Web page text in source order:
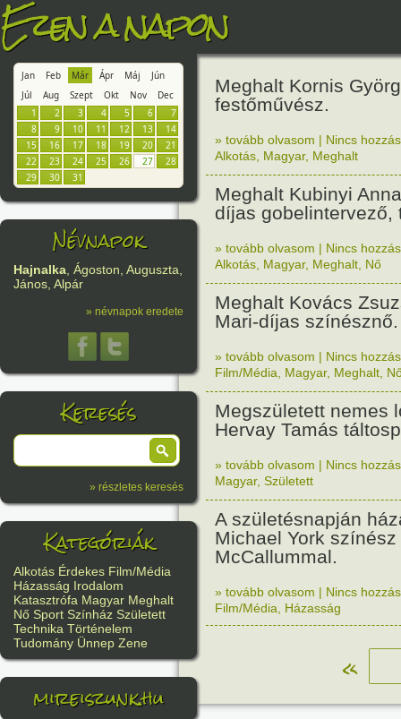
Ezen a napon
Jan Feb Már Ápr Máj
Jún
Júl
Aug Szept Okt Nov
Dec
1
2 3 4 5 6
7
8
9 10 11 12 13
14
15
16 17 18 19 20
21
22
23 24 25 26 27
28
29
30 31
Névnapok
Hajnalka, Ágoston, Auguszta,
János, Alpár
» névnapok eredete
Keresés
» részletes keresés
Kategóriák
Alkotás Érdekes Film/Média
Házasság Irodalom
Katasztrófa Magyar Meghalt
Nő Sport Színház Született
Technika Történelem
Tudomány Ünnep Zene
mireiszunk.hu
Meghalt Kornis
festőművész.
» tovább olvasom | Nincs
Alkotás Magyar, Meghalt
Meghalt Kubinyi
díjas gobelintervező,
» tovább olvasom | Nincs
Alkotás Magyar, Meghalt Nő
Meghalt Kovács
Mari-díjas színésznő.
» tovább olvasom | Nincs
Film/Média
Magyar, Meghalt
Megszületett nemes
Hervay Tamás
» tovább olvasom | Nincs
Magyar, Született
A születésnapján
Michael York
McCallummal.
» tovább olvasom | Nincs
Film/Média
Házasság
«